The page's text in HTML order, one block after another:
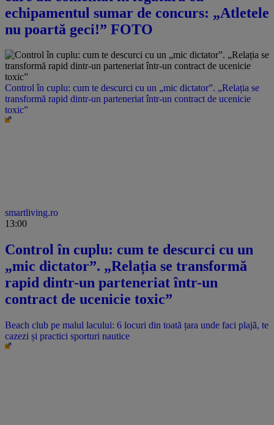
echipamentul sumar de concurs: „Atletele
nu poartă geci!” FOTO
Control în cuplu: cum te descurci cu un „mic dictator”. „Relația se
transformă rapid dintr-un parteneriat într-un contract de ucenicie
toxic”
smartliving.ro
13:00
Control în cuplu: cum te descurci cu un
„mic dictator”. „Relația se transformă
rapid dintr-un parteneriat într-un
contract de ucenicie toxic”
Beach club pe malul lacului: 6 locuri din toată țara unde faci plajă, te
cazezi și practici sporturi nautice